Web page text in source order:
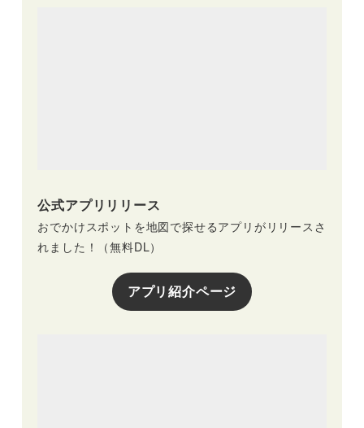
公式アプリリリース
おでかけスポットを地図で探せるアプリがリリースさ
れました！（無料DL）
アプリ紹介ページ